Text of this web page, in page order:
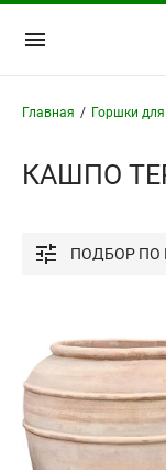
Главная / Горшки
КАШПО
ПОДБОР ПО
в помещении и
Материал
глина